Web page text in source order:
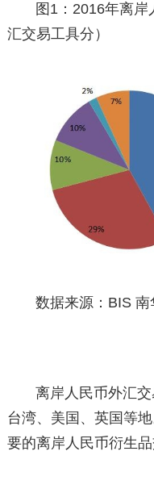
图1：2016年离
汇交易工具分）
数据来源：BIS 南
离岸人民币外汇交
台湾、美国、英国等
要的离岸人民币衍生品